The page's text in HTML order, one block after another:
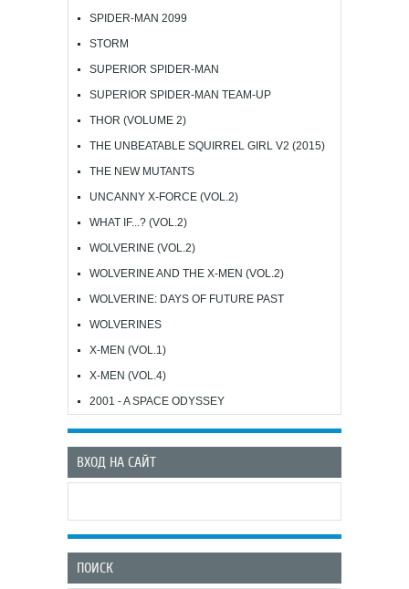
SPIDER-MAN 2099
STORM
SUPERIOR SPIDER-MAN
SUPERIOR SPIDER-MAN TEAM-UP
THOR (VOLUME 2)
THE UNBEATABLE SQUIRREL GIRL V2 (2015)
THE NEW MUTANTS
UNCANNY X-FORCE (VOL.2)
WHAT IF...? (VOL.2)
WOLVERINE (VOL.2)
WOLVERINE AND THE X-MEN (VOL.2)
WOLVERINE: DAYS OF FUTURE PAST
WOLVERINES
X-MEN (VOL.1)
X-MEN (VOL.4)
2001 - A SPACE ODYSSEY
ВХОД НА САЙТ
ПОИСК